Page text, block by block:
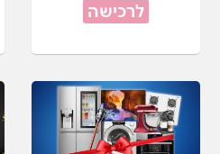
לרכישה